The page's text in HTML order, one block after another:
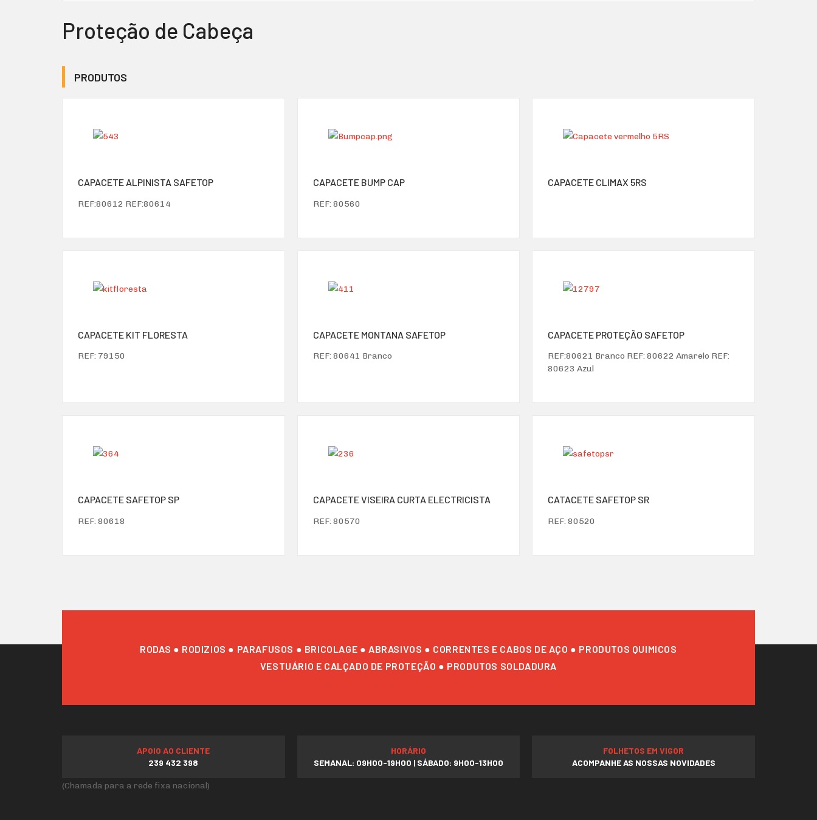
Proteção de Cabeça
PRODUTOS
CAPACETE ALPINISTA SAFETOP
REF:80612 REF:80614
CAPACETE BUMP CAP
REF: 80560
CAPACETE CLIMAX 5RS
CAPACETE KIT FLORESTA
REF: 79150
CAPACETE MONTANA SAFETOP
REF: 80641 Branco
CAPACETE PROTEÇÃO SAFETOP
REF:80621 Branco REF: 80622 Amarelo REF:
80623 Azul
CAPACETE SAFETOP SP
REF: 80618
CAPACETE VISEIRA CURTA ELECTRICISTA
REF: 80570
CATACETE SAFETOP SR
REF: 80520
RODAS ● RODIZIOS ● PARAFUSOS ● BRICOLAGE ● ABRASIVOS ● CORRENTES E CABOS DE AÇO ● PRODUTOS QUIMICOS
VESTUÁRIO E CALÇADO DE PROTEÇÃO ● PRODUTOS SOLDADURA
APOIO AO CLIENTE
239 432 398
(Chamada para a rede fixa nacional)
HORÁRIO
SEMANAL: 09H00-19H00 | SÁBADO: 9H00-13H00
FOLHETOS EM VIGOR
ACOMPANHE AS NOSSAS NOVIDADES